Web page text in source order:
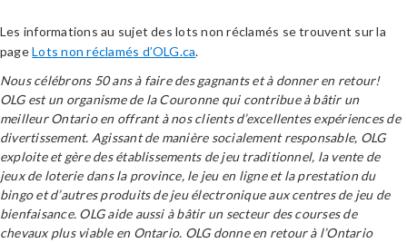
Les informations au sujet des lots non réclamés se trouvent sur la
pageLots non réclamés d’OLG.ca.
Nous célébrons 50 ans à faire des gagnants et à donner en retour!
OLG est un organisme de la Couronne qui contribue à bâtir un
meilleur Ontario en offrant à nos clients d’excellentes expériences de
divertissement. Agissant de manière socialement responsable, OLG
exploite et gère des établissements de jeu traditionnel, la vente de
jeux de loterie dans la province, le jeu en ligne et la prestation du
bingo et d’autres produits de jeu électronique aux centres de jeu de
bienfaisance. OLG aide aussi à bâtir un secteur des courses de
chevaux plus viable en Ontario. OLG donne en retour à l’Ontario